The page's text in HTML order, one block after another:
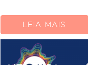
LEIA MAIS